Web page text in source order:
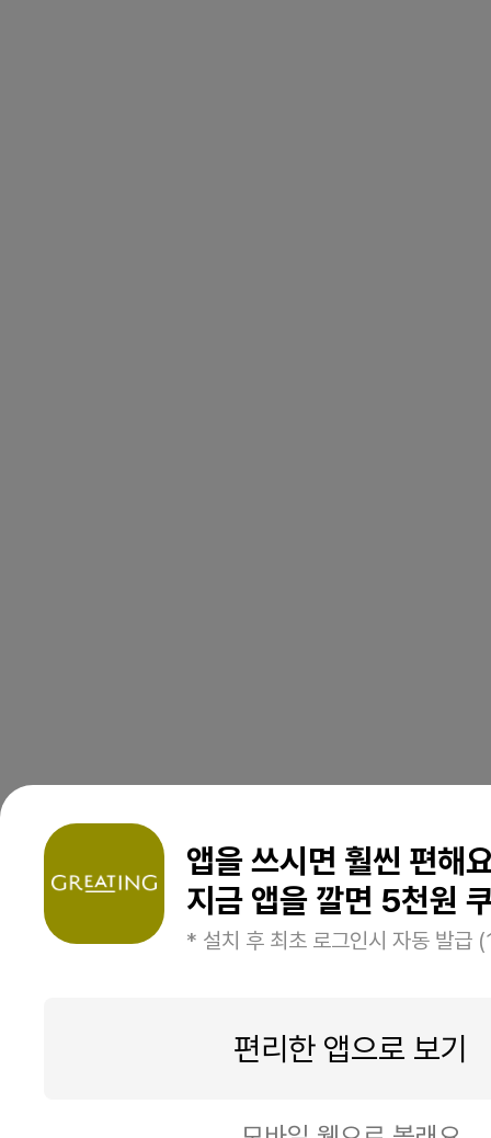
앱을 쓰시면 훨씬 편해
지금 앱을 깔면 5천원
* 설치 후 최초 로그인시 자동 발급
편리한 앱으로 보기